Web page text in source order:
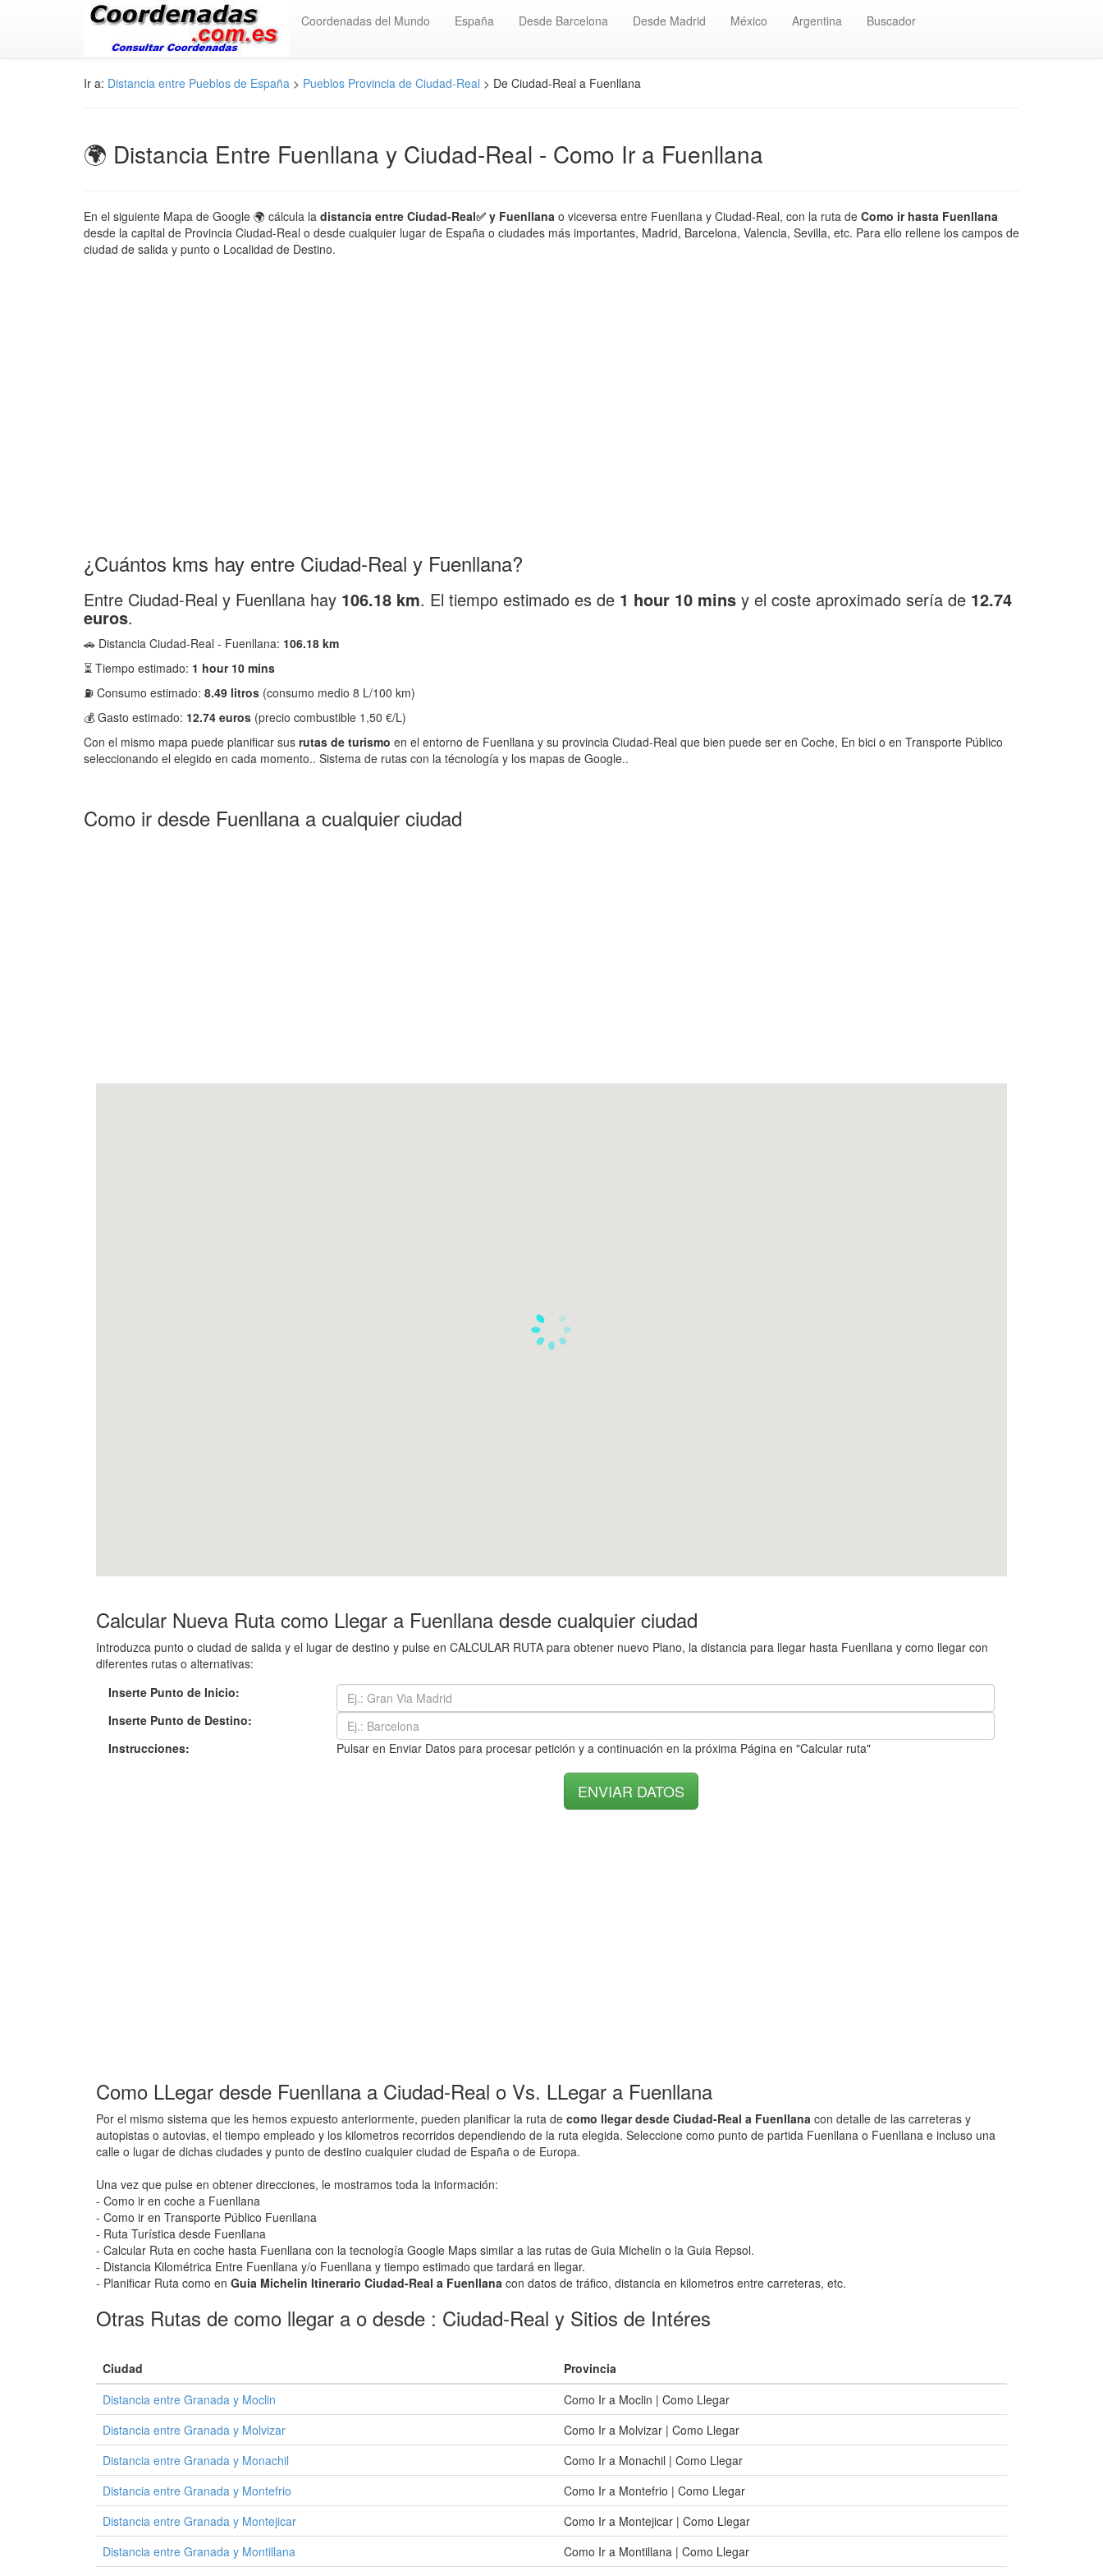
Coordenadas del Mundo España Desde Barcelona Desde Madrid México Argentina Buscador
Ir a: Distancia entre Pueblos de España > Pueblos Provincia de Ciudad-Real > De Ciudad-Real a Fuenllana
🌍 Distancia Entre Fuenllana y Ciudad-Real - Como Ir a Fuenllana
En el siguiente Mapa de Google 🌍 cálcula la distancia entre Ciudad-Real✅ y Fuenllana o viceversa entre Fuenllana y Ciudad-Real, con la ruta de Como ir hasta Fuenllana
desde la capital de Provincia Ciudad-Real o desde cualquier lugar de España o ciudades más importantes, Madrid, Barcelona, Valencia, Sevilla, etc. Para ello rellene los campos de
ciudad de salida y punto o Localidad de Destino.
¿Cuántos kms hay entre Ciudad-Real y Fuenllana?
Entre Ciudad-Real y Fuenllana hay 106.18 km. El tiempo estimado es de 1 hour 10 mins y el coste aproximado sería de 12.74
euros.
🚗 Distancia Ciudad-Real - Fuenllana: 106.18 km
⏳ Tiempo estimado: 1 hour 10 mins
⛽ Consumo estimado: 8.49 litros (consumo medio 8 L/100 km)
💰 Gasto estimado: 12.74 euros (precio combustible 1,50 €/L)
Con el mismo mapa puede planificar sus rutas de turismo en el entorno de Fuenllana y su provincia Ciudad-Real que bien puede ser en Coche, En bici o en Transporte Público
seleccionando el elegido en cada momento.. Sistema de rutas con la técnología y los mapas de Google..
Como ir desde Fuenllana a cualquier ciudad
Calcular Nueva Ruta como Llegar a Fuenllana desde cualquier ciudad
Introduzca punto o ciudad de salida y el lugar de destino y pulse en CALCULAR RUTA para obtener nuevo Plano, la distancia para llegar hasta Fuenllana y como llegar con
diferentes rutas o alternativas:
Inserte Punto de Inicio:
Inserte Punto de Destino:
Instrucciones:
Pulsar en Enviar Datos para procesar petición y a continuación en la próxima Página en "Calcular ruta"
Como LLegar desde Fuenllana a Ciudad-Real o Vs. LLegar a Fuenllana
Por el mismo sistema que les hemos expuesto anteriormente, pueden planificar la ruta de como llegar desde Ciudad-Real a Fuenllana con detalle de las carreteras y
autopistas o autovias, el tiempo empleado y los kilometros recorridos dependiendo de la ruta elegida. Seleccione como punto de partida Fuenllana o Fuenllana e incluso una
calle o lugar de dichas ciudades y punto de destino cualquier ciudad de España o de Europa.
Una vez que pulse en obtener direcciones, le mostramos toda la información:
- Como ir en coche a Fuenllana
- Como ir en Transporte Público Fuenllana
- Ruta Turística desde Fuenllana
- Calcular Ruta en coche hasta Fuenllana con la tecnología Google Maps similar a las rutas de Guia Michelin o la Guia Repsol.
- Distancia Kilométrica Entre Fuenllana y/o Fuenllana y tiempo estimado que tardará en llegar.
- Planificar Ruta como en Guia Michelin Itinerario Ciudad-Real a Fuenllana con datos de tráfico, distancia en kilometros entre carreteras, etc.
Otras Rutas de como llegar a o desde : Ciudad-Real y Sitios de Intéres
Ciudad
Provincia
Distancia entre Granada y Moclin
Como Ir a Moclin | Como Llegar
Distancia entre Granada y Molvizar
Como Ir a Molvizar | Como Llegar
Distancia entre Granada y Monachil
Como Ir a Monachil | Como Llegar
Distancia entre Granada y Montefrio
Como Ir a Montefrio | Como Llegar
Distancia entre Granada y Montejicar
Como Ir a Montejicar | Como Llegar
Distancia entre Granada y Montillana
Como Ir a Montillana | Como Llegar